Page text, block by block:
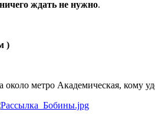
ждать не нужно.
)
метро Академическая, кому